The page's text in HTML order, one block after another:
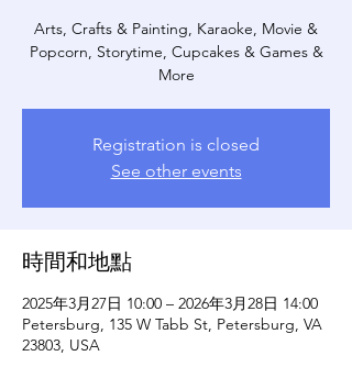
Arts, Crafts & Painting, Karaoke, Movie &
Popcorn, Storytime, Cupcakes & Games &
More
Registration is closed
See other events
時間和地點
2025年3月27日 10:00 – 2026年3月28日 14:00
Petersburg, 135 W Tabb St, Petersburg, VA
23803, USA